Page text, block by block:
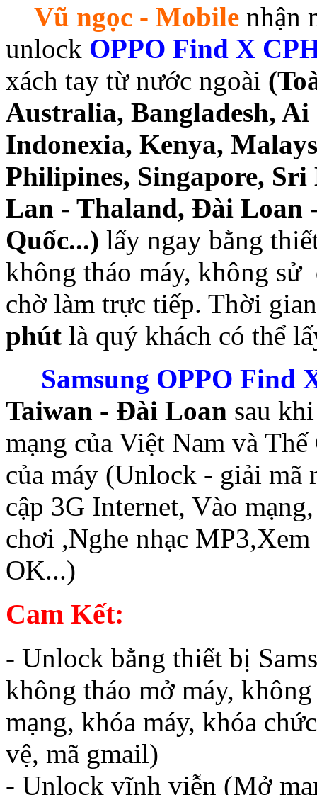
Vũ ngọc - Mobile nhận
unlock OPPO Find X
xách tay từ nước ngoài
Australia, Bangladesh,
Indonexia, Kenya,
Philipines, Singapore,
Lan - Thaland, Đài Loan
Quốc...) lấy ngay bằng
không tháo máy, không
chờ làm trực tiếp. Thời
phút là quý khách có thể
Samsung OPPO Find
Taiwan - Đài Loan sau
mạng của Việt Nam và
của máy (Unlock - giải
cập 3G Internet, Vào
chơi ,Nghe nhạc
OK...)
Cam Kết:
- Unlock bằng thiết bị
không tháo mở máy,
mạng, khóa máy, khóa
vệ, mã gmail)
- Unlock vĩnh viễn (Mở